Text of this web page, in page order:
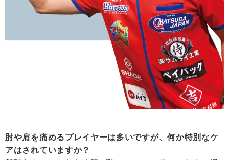
肘や肩を痛めるプレイヤーは多いですが、何か特別なケ
アはされていますか？